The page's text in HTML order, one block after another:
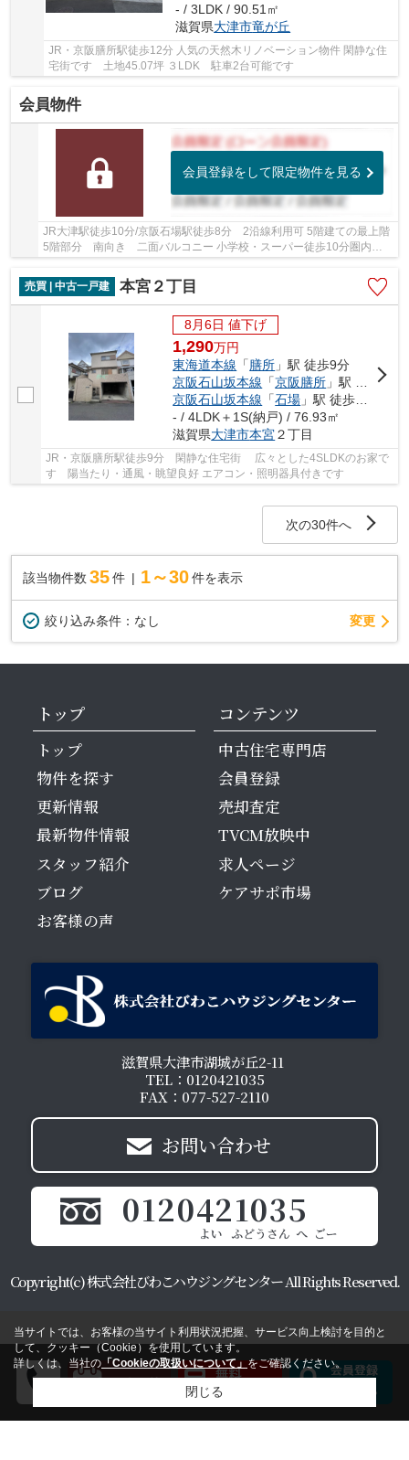
- / 3LDK / 90.51㎡
滋賀県大津市竜が丘
JR・京阪膳所駅徒歩12分 人気の天然木リノベーション物件 閑静な住
宅街です 土地45.07坪 ３LDK 駐車2台可能です
会員物件
会員登録をして限定物件を見る
JR大津駅徒歩10分/京阪石場駅徒歩8分 2沿線利用可 5階建ての最上階
5階部分 南向き 二面バルコニー 小学校・スーパー徒歩10分圏内で
売買 | 中古一戸建
本宮２丁目
8月6日 値下げ
1,290万円
東海道本線 「膳所 」駅 徒歩9分
京阪石山坂本線 「京阪膳所 」駅 徒歩9分
京阪石山坂本線 「石場 」駅 徒歩15分
- / 4LDK＋1S(納戸) / 76.93㎡
滋賀県大津市本宮２丁目
JR・京阪膳所駅徒歩9分 閑静な住宅街 広々とした4SLDKのお家で
す 陽当たり・通風・眺望良好 エアコン・照明器具付きです
次の30件へ
該当物件数 35件 1～30 件を表示
絞り込み条件： なし 変更
トップ
トップ
物件を探す
更新情報
最新物件情報
スタッフ紹介
ブログ
お客様の声
コンテンツ
中古住宅専門店
会員登録
売却査定
TVCM放映中
求人ページ
ケアサポ市場
滋賀県大津市湖城が丘2-11
TEL：0120421035
FAX：077-527-2110
お問い合わせ
0120421035
Copyright(c) 株式会社びわこハウジングセンター All Rights Reserved.
当サイトでは、お客様の当サイト利用状況把握、サービス向上検討を目的と
して、クッキー（Cookie）を使用しています。
詳しくは、当社の 「Cookieの取扱いについて」 をご確認ください。
閉じる